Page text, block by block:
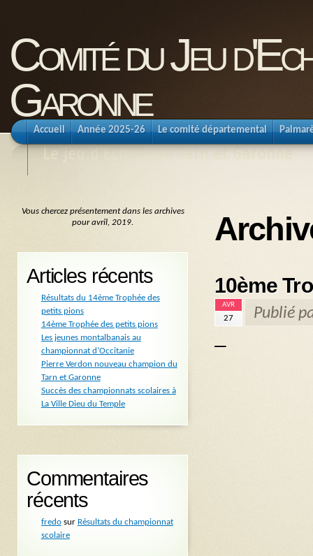
Comité du Jeu
Garonne
Le jeu d'Echecs en Tarn et Garonne
Accueil Année 2025-26 Le comité départemental
10ème
AVR
27 Publié
–
Vous chercez présentement dans les archives
pour avril, 2019.
Articles récents
Résultats du 14ème Trophée des
petits pions
14ème Trophée des petits pions
Les jeunes montalbanais au
championnat d’Occitanie
Pierre Verdon nouveau champion du
Tarn et Garonne
Succès des championnats scolaires à
La Ville Dieu du Temple
Commentaires
récents
fredosur Résultats du championnat
scolaire